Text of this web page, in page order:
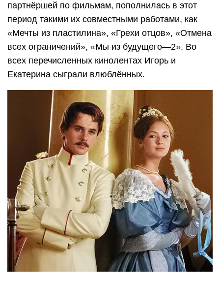
партнёршей по фильмам, пополнилась в этот
период такими их совместными работами, как
«Мечты из пластилина», «Грехи отцов», «Отмена
всех ограничений», «Мы из будущего—2». Во
всех перечисленных кинолентах Игорь и
Екатерина сыграли влюблённых.